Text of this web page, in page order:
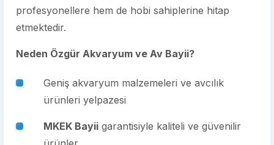
profesyonellere hem de hobi sahiplerine hitap
etmektedir.
Neden Özgür Akvaryum ve Av Bayii?
Geniş akvaryum malzemeleri ve avcılık
ürünleri yelpazesi
MKEK Bayii garantisiyle kaliteli ve güvenilir